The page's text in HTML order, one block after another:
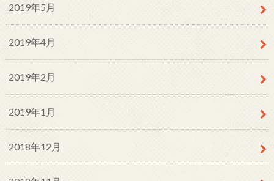
2019年5月
2019年4月
2019年2月
2019年1月
2018年12月